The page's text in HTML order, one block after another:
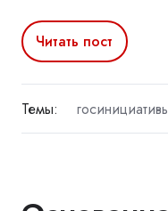
Читать пост
Темы: